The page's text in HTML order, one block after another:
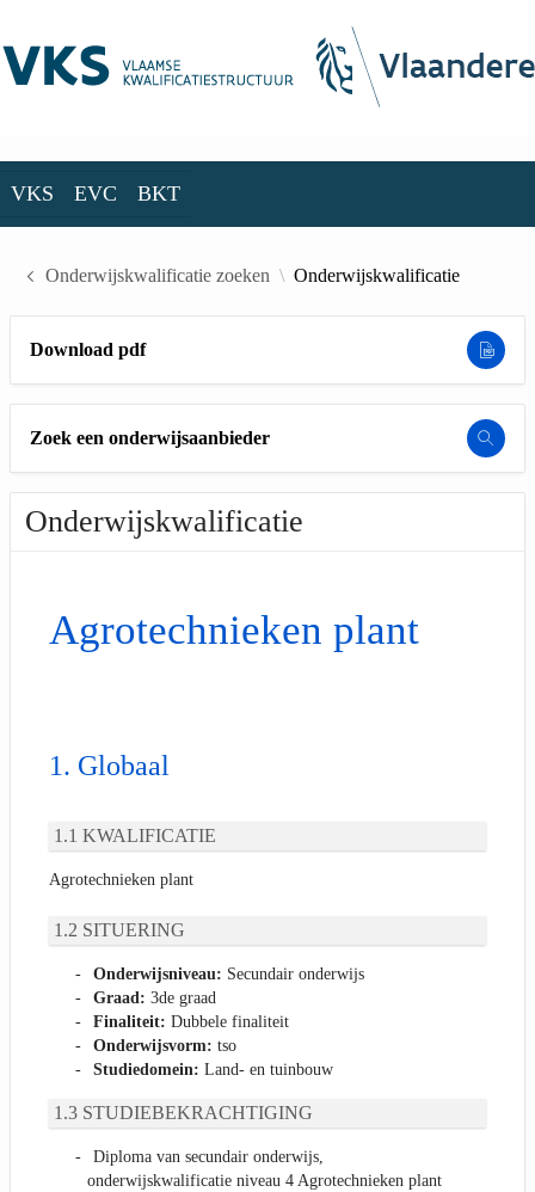
VKS EVC BKT
Onderwijskwalificatie zoeken Onderwijskwalificatie
Download pdf
Zoek een onderwijsaanbieder
Onderwijskwalificatie
Agrotechnieken plant
Globaal
KWALIFICATIE
Agrotechnieken plant
SITUERING
Onderwijsniveau: Secundair onderwijs
Graad: 3de graad
Finaliteit: Dubbele finaliteit
Onderwijsvorm: tso
Studiedomein: Land- en tuinbouw
STUDIEBEKRACHTIGING
Diploma van secundair onderwijs,
onderwijskwalificatie niveau 4 Agrotechnieken plant